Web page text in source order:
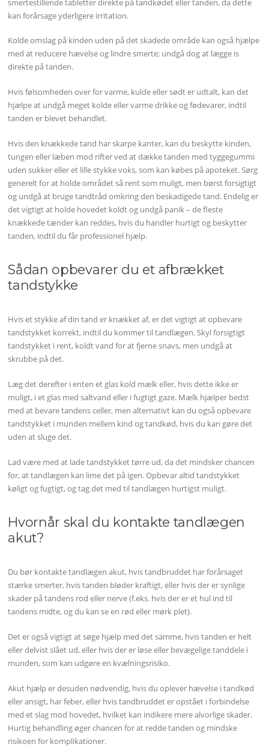
kan forårsage yderligere irritation.
Kolde omslag på kinden uden på det skadede område kan også hjælpe
med at reducere hævelse og lindre smerte; undgå dog at lægge is
direkte på tanden.
Hvis følsomheden over for varme, kulde eller sødt er udtalt, kan det
hjælpe at undgå meget kolde eller varme drikke og fødevarer, indtil
tanden er blevet behandlet.
Hvis den knækkede tand har skarpe kanter, kan du beskytte kinden,
tungen eller læben mod rifter ved at dække tanden med tyggegummi
uden sukker eller et lille stykke voks, som kan købes på apoteket. Sørg
generelt for at holde området så rent som muligt, men børst forsigtigt
og undgå at bruge tandtråd omkring den beskadigede tand. Endelig er
det vigtigt at holde hovedet koldt og undgå panik – de fleste
knækkede tænder kan reddes, hvis du handler hurtigt og beskytter
tanden, indtil du får professionel hjælp.
Sådan opbevarer du et afbrækket
tandstykke
Hvis et stykke af din tand er knækket af, er det vigtigt at opbevare
tandstykket korrekt, indtil du kommer til tandlægen. Skyl forsigtigt
tandstykket i rent, koldt vand for at fjerne snavs, men undgå at
skrubbe på det.
Læg det derefter i enten et glas kold mælk eller, hvis dette ikke er
muligt, i et glas med saltvand eller i fugtigt gaze. Mælk hjælper bedst
med at bevare tandens celler, men alternativt kan du også opbevare
tandstykket i munden mellem kind og tandkød, hvis du kan gøre det
uden at sluge det.
Lad være med at lade tandstykket tørre ud, da det mindsker chancen
for, at tandlægen kan lime det på igen. Opbevar altid tandstykket
køligt og fugtigt, og tag det med til tandlægen hurtigst muligt.
Hvornår skal du kontakte tandlægen
akut?
Du bør kontakte tandlægen akut, hvis tandbruddet har forårsaget
stærke smerter, hvis tanden bløder kraftigt, eller hvis der er synlige
skader på tandens rod eller nerve (f.eks. hvis der er et hul ind til
tandens midte, og du kan se en rød eller mørk plet).
Det er også vigtigt at søge hjælp med det samme, hvis tanden er helt
eller delvist slået ud, eller hvis der er løse eller bevægelige tanddele i
munden, som kan udgøre en kvælningsrisiko.
Akut hjælp er desuden nødvendig, hvis du oplever hævelse i tandkød
eller ansigt, har feber, eller hvis tandbruddet er opstået i forbindelse
med et slag mod hovedet, hvilket kan indikere mere alvorlige skader.
Hurtig behandling øger chancen for at redde tanden og mindske
risikoen for komplikationer.